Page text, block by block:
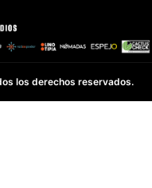
los derechos reservados.